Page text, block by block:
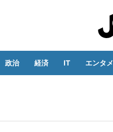
政治 経済 IT エンタメ